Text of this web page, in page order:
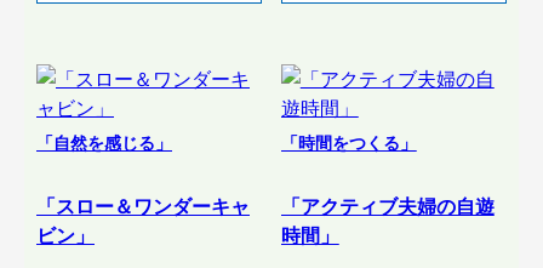
「自然を感じる」
「スロー＆ワンダーキャ
ビン」
「時間をつくる」
「アクティブ夫婦の自遊
時間」